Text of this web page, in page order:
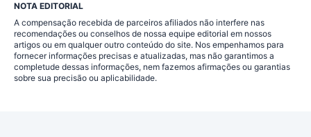
NOTA EDITORIAL
A compensação recebida de parceiros afiliados não interfere nas
recomendações ou conselhos de nossa equipe editorial em nossos
artigos ou em qualquer outro conteúdo do site. Nos empenhamos para
fornecer informações precisas e atualizadas, mas não garantimos a
completude dessas informações, nem fazemos afirmações ou garantias
sobre sua precisão ou aplicabilidade.